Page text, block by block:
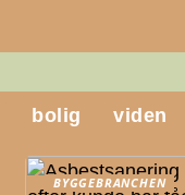
bolig viden
BYGGEBRANCHEN